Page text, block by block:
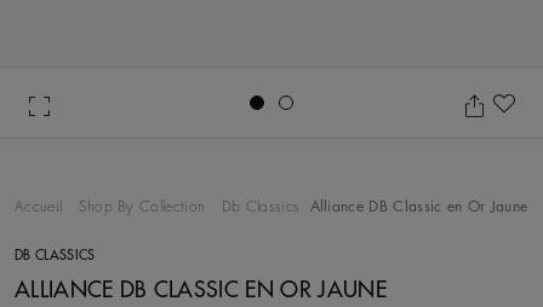
Accueil Shop By Collection Db Classics Alliance DB Classic en Or Jaune
DB CLASSICS
ALLIANCE DB CLASSIC EN OR JAUNE